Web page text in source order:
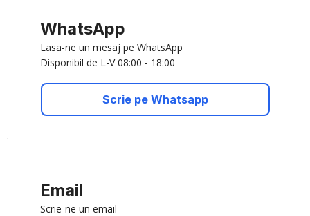
WhatsApp
Lasa-ne un mesaj pe WhatsApp
Disponibil de L-V 08:00 - 18:00
Scrie pe Whatsapp
Email
Scrie-ne un email